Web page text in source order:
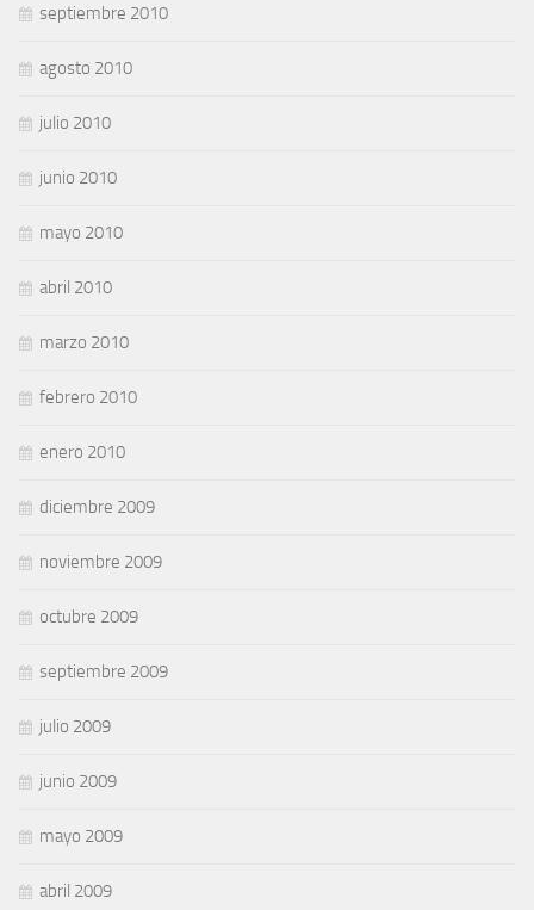
septiembre 2010
agosto 2010
julio 2010
junio 2010
mayo 2010
abril 2010
marzo 2010
febrero 2010
enero 2010
diciembre 2009
noviembre 2009
octubre 2009
septiembre 2009
julio 2009
junio 2009
mayo 2009
abril 2009